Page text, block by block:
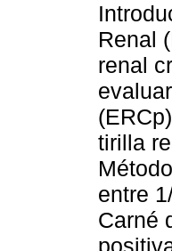
Renal
renal
tirilla
entre
Carné